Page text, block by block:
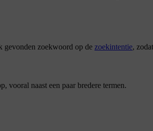
gevonden zoekwoord op de zoekintentie,
vooral naast een paar bredere termen.